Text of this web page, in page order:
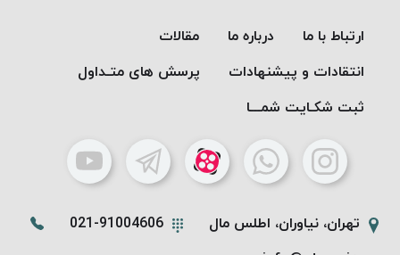
ارتباط با ما درباره ما
مقالات
انتقادات و پیشنهادات
پرسش های متـداول
ثبت شکـایت شمـــا
تهران، نیاوران، اطلس مال
021-91004606